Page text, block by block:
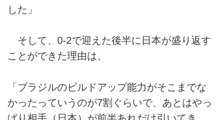
した」
そして、0-2で迎えた後半に日本が盛り返す
ことができた理由は、
「ブラジルのビルドアップ能力がそこまでな
かったっていうのが7割ぐらいで、あとはやっ